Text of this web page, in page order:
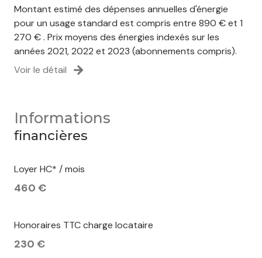
Montant estimé des dépenses annuelles d'énergie
pour un usage standard est compris entre 890 € et 1
270 € . Prix moyens des énergies indexés sur les
années 2021, 2022 et 2023 (abonnements compris).
Voir le détail
Informations
financières
Loyer HC* / mois
460 €
Honoraires TTC charge locataire
230 €